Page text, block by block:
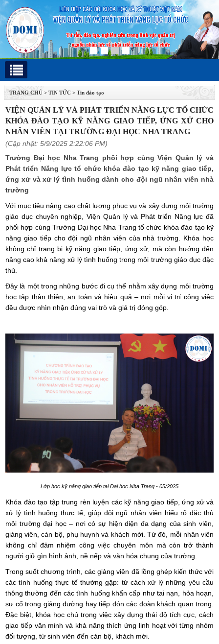
TRANG CHỦ > TIN TỨC > Tin đào tạo
VIỆN QUẢN LÝ VÀ PHÁT TRIỂN NĂNG LỰC TỔ CHỨC
KHÓA ĐÀO TẠO KỸ NĂNG GIAO TIẾP, ỨNG XỬ CHO
NHÂN VIÊN TẠI TRƯỜNG ĐẠI HỌC NHA TRANG
(Cập nhật: 5/9/2025 2:22:06 PM)
Trường Đại học Nha Trang phối hợp cùng Viện Quản lý và
Phát triển Năng lực tổ chức khóa đào tạo kỹ năng giao tiếp,
ứng xử và xử lý tình huống dành cho đội ngũ nhân viên nhà
trường
Với mục tiêu nâng cao chất lượng phục vụ và xây dựng môi trường
giáo dục chuyên nghiệp, Viện Quản lý và Phát triển Năng lực đã
phối hợp cùng Trường Đại học Nha Trang tổ chức khóa đào tạo kỹ
năng giao tiếp cho đội ngũ nhân viên của nhà trường. Khóa học
không chỉ trang bị kỹ năng giao tiếp, ứng xử, mà còn hướng đến
nâng cao khả năng xử lý tình huống trong môi trường giáo dục đặc
thù.
Đây là một trong những bước đi cụ thể nhằm xây dựng môi trường
học tập thân thiện, an toàn và hiệu quả – nơi mỗi vị trí công việc
đều được nhìn nhận đúng vai trò và giá trị đóng góp.
Lớp học kỹ năng giao tiếp tại Đại học Nha Trang - 05/2025
Khóa đào tạo tập trung rèn luyện các kỹ năng giao tiếp, ứng xử và
xử lý tình huống thực tế, giúp đội ngũ nhân viên hiểu rõ đặc thù
môi trường đại học – nơi có sự hiện diện đa dạng của sinh viên,
giảng viên, cán bộ, phụ huynh và khách mời. Từ đó, mỗi nhân viên
không chỉ đảm nhiệm công việc chuyên môn mà còn trở thành
người giữ gìn hình ảnh, nề nếp và văn hóa chung của trường.
Trong suốt chương trình, các giảng viên đã lồng ghép kiến thức với
các tình huống thực tế thường gặp: từ cách xử lý những yêu cầu
thông thường đến các tình huống khẩn cấp như tai nạn, hỏa hoạn,
sự cố trong giảng đường hay tiếp đón các đoàn khách quan trọng.
Đặc biệt, khóa học chú trọng việc xây dựng thái độ tích cực, cách
giao tiếp văn minh và khả năng thích ứng linh hoạt với từng nhóm
đối tượng, từ sinh viên đến cán bộ, khách mời.